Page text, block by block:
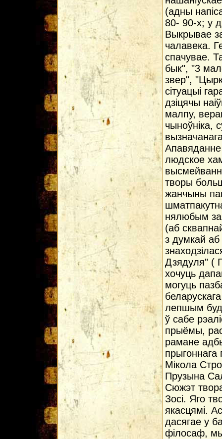
(адны
80- 90-х; у
Выкрывае
чалавека.
спачувае.
бык", "3
звер",
сітуацыі
дзіцячы
малпу,
чыноўніка,
людское
творы
жанчыны
нялюбым
(аб
з думкай
Дзядуля" (
хочуць
могуць
лепшым
ў сабе
прыёмы,
рамане
Мікола
Прузына
Сюжэт
Зосі. Яго
якасцямі.
дасягае у
філосаф,